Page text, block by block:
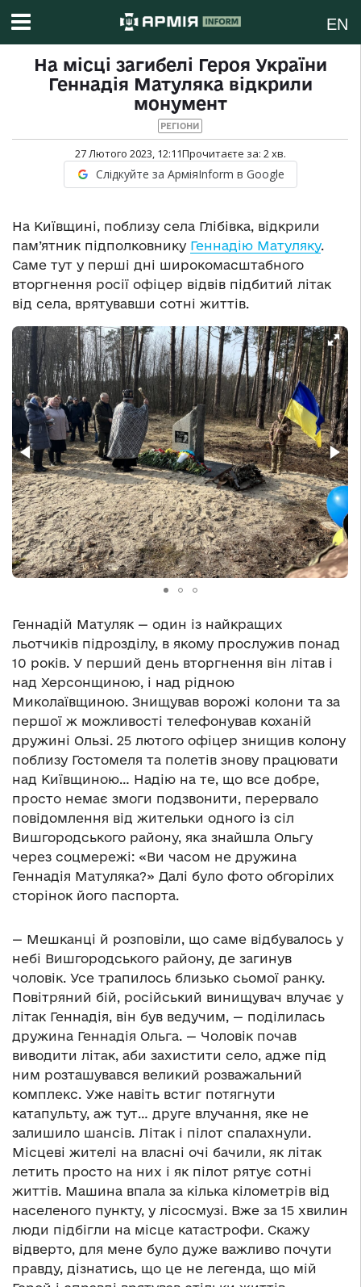
EN
На місці загибелі Героя України
Геннадія Матуляка відкрили
монумент
РЕГІОНИ
27 Лютого 2023, 12:11Прочитаєте за: 2хв.
Слідкуйте за АрміяInform в Google
На Київщині, поблизу села Глібівка, відкрили
пам’ятник підполковнику Геннадію Матуляку.
Саме тут у перші дні широкомасштабного
вторгнення росії офіцер відвів підбитий літак
від села, врятувавши сотні життів.
Геннадій Матуляк — один із найкращих
льотчиків підрозділу, в якому прослужив понад
10 років. У перший день вторгнення він літав і
над Херсонщиною, і над рідною
Миколаївщиною. Знищував ворожі колони та за
першої ж можливості телефонував коханій
дружині Ользі. 25 лютого офіцер знищив колону
поблизу Гостомеля та полетів знову працювати
над Київщиною… Надію на те, що все добре,
просто немає змоги подзвонити, перервало
повідомлення від жительки одного із сіл
Вишгородського району, яка знайшла Ольгу
через соцмережі: «Ви часом не дружина
Геннадія Матуляка?» Далі було фото обгорілих
сторінок його паспорта.
— Мешканці й розповіли, що саме відбувалось у
небі Вишгородського району, де загинув
чоловік. Усе трапилось близько сьомої ранку.
Повітряний бій, російський винищувач влучає у
літак Геннадія, він був ведучим, — поділилась
дружина Геннадія Ольга. — Чоловік почав
виводити літак, аби захистити село, адже під
ним розташувався великий розважальний
комплекс. Уже навіть встиг потягнути
катапульту, аж тут… друге влучання, яке не
залишило шансів. Літак і пілот спалахнули.
Місцеві жителі на власні очі бачили, як літак
летить просто на них і як пілот рятує сотні
життів. Машина впала за кілька кілометрів від
населеного пункту, у лісосмузі. Вже за 15 хвилин
люди підбігли на місце катастрофи. Скажу
відверто, для мене було дуже важливо почути
правду, дізнатись, що це не легенда, що мій